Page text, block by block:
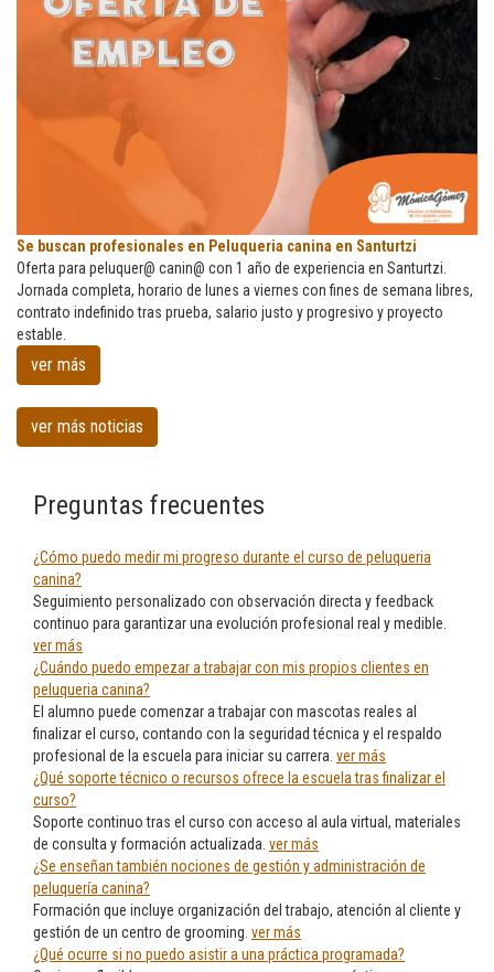
Se
buscan
profesionales
en
Peluqueria
Se buscan profesionales en Peluqueria canina en Santurtzi
Oferta para peluquer@ canin@ con 1 año de experiencia en Santurtzi.
Jornada completa, horario de lunes a viernes con fines de semana libres,
contrato indefinido tras prueba, salario justo y progresivo y proyecto
estable.
ver más
ver más noticias
Preguntas frecuentes
¿Cómo puedo medir mi progreso durante el curso de peluqueria
canina?
Seguimiento personalizado con observación directa y feedback
continuo para garantizar una evolución profesional real y medible.
ver más
¿Cuándo puedo empezar a trabajar con mis propios clientes en
peluqueria canina?
El alumno puede comenzar a trabajar con mascotas reales al
finalizar el curso, contando con la seguridad técnica y el respaldo
profesional de la escuela para iniciar su carrera. ver más
¿Qué soporte técnico o recursos ofrece la escuela tras finalizar el
curso?
Soporte continuo tras el curso con acceso al aula virtual, materiales
de consulta y formación actualizada. ver más
¿Se enseñan también nociones de gestión y administración de
peluquería canina?
Formación que incluye organización del trabajo, atención al cliente y
gestión de un centro de grooming. ver más
¿Qué ocurre si no puedo asistir a una práctica programada?